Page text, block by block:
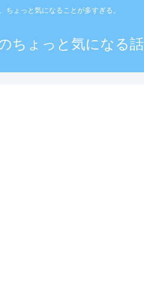
ちょっと気になることが多すぎる。
ちょっと気になる話